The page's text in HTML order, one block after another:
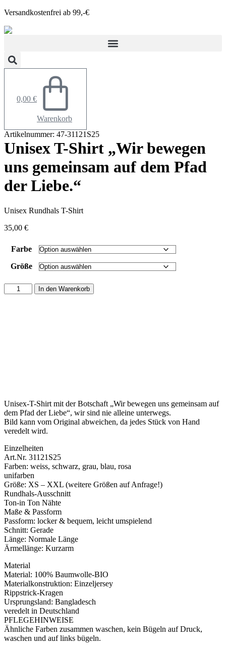
Zum
springen
Versandkostenfrei ab 99,-€
0,00 €
Warenkorb
Artikelnummer: 47-31121S25
Unisex T-Shirt „Wir bewegen
uns gemeinsam auf dem Pfad
der Liebe.“
Unisex Rundhals T-Shirt
35,00 €
Farbe
Größe
Unisex
T-
In den Warenkorb
Unisex-T-Shirt mit der Botschaft „Wir bewegen uns gemeinsam auf
dem Pfad der Liebe“, wir sind nie alleine unterwegs.
Bild kann vom Original abweichen, da jedes Stück von Hand
veredelt wird.
Einzelheiten
Art.Nr. 31121S25
Farben: weiss, schwarz, grau, blau, rosa
unifarben
Größe: XS – XXL (weitere Größen auf Anfrage!)
Rundhals-Ausschnitt
Ton-in Ton Nähte
Maße & Passform
Passform: locker & bequem, leicht umspielend
Schnitt: Gerade
Länge: Normale Länge
Ärmellänge: Kurzarm
Material
Material: 100% Baumwolle-BIO
Materialkonstruktion: Einzeljersey
Rippstrick-Kragen
Ursprungsland: Bangladesch
veredelt in Deutschland
PFLEGEHINWEISE
Ähnliche Farben zusammen waschen, kein Bügeln auf Druck,
waschen und auf links bügeln.